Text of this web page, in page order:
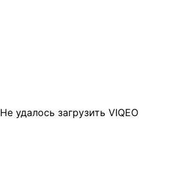
Не удалось загрузить VIQEO